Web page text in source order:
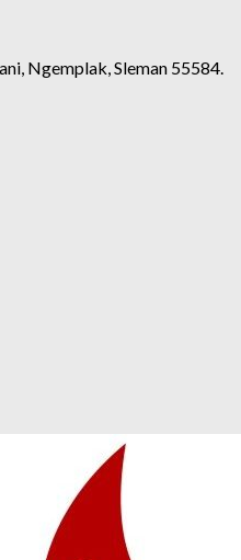
Ngemplak, Sleman 55584.